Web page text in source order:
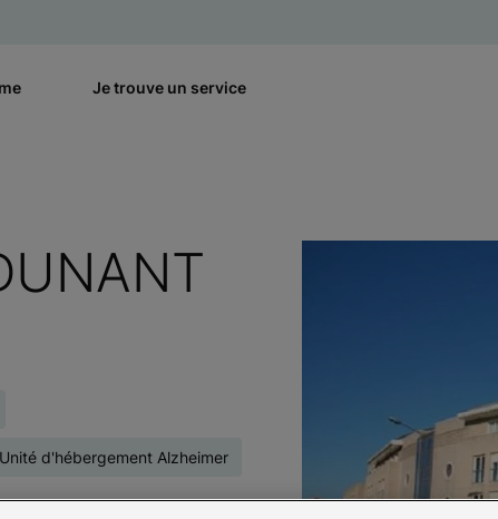
Je trouve un service
Unité d'hébergement Alzheimer